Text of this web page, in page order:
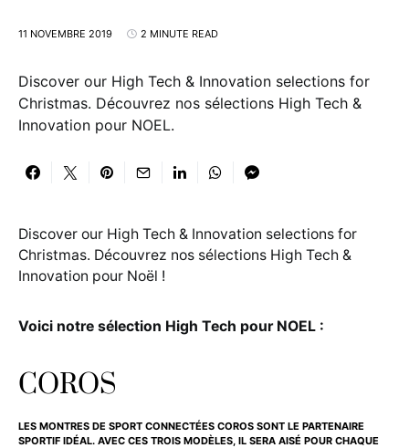
11 NOVEMBRE 2019 2 MINUTE READ
Discover our High Tech & Innovation selections for
Christmas. Découvrez nos sélections High Tech &
Innovation pour NOEL.
Discover our High Tech & Innovation selections for
Christmas. Découvrez nos sélections High Tech &
Innovation pour Noël !
Voici notre sélection High Tech pour NOEL :
COROS
LES MONTRES DE SPORT CONNECTÉES COROS SONT LE PARTENAIRE
SPORTIF IDÉAL. AVEC CES TROIS MODÈLES, IL SERA AISÉ POUR CHAQUE